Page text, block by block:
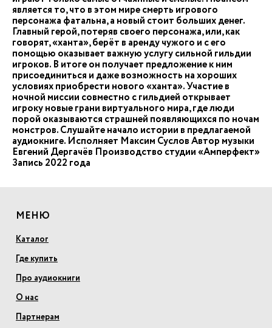
является то, что в этом мире смерть игрового
персонажа фатальна, а новый стоит больших денег.
Главный герой, потеряв своего персонажа, или, как
говорят, «ханта», берёт в аренду чужого и с его
помощью оказывает важную услугу сильной гильдии
игроков. В итоге он получает предложение к ним
присоединиться и даже возможность на хороших
условиях приобрести нового «ханта». Участие в
ночной миссии совместно с гильдией открывает
игроку новые грани виртуального мира, где люди
порой оказываются страшней появляющихся по ночам
монстров. Слушайте начало истории в предлагаемой
аудиокниге. Исполняет Максим Суслов Автор музыки
Евгений Дергачёв Производство студии «Амперфект»
Запись 2022 года
МЕНЮ
Каталог
Где купить
Про аудиокниги
О нас
Партнерам